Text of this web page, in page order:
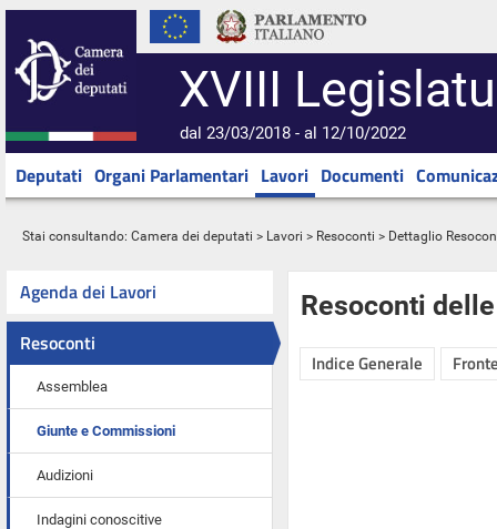
XVIII
dal 23/03/2018 - al 12/10/2022
Deputati Organi Parlamentari Lavori Documenti
Stai consultando: Camera dei deputati > Lavori > Resoconti > Dettaglio
Agenda dei Lavori
Resoconti
Assemblea
Giunte e Commissioni
Audizioni
Indagini conoscitive
Resoconti
Indice Generale